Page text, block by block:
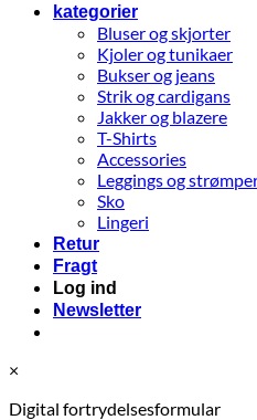
kategorier
Bluser og skjorter
Kjoler og tunikaer
Bukser og jeans
Strik og cardigans
Jakker og blazere
T-Shirts
Accessories
Leggings og
Sko
Lingeri
Retur
Fragt
Log ind
Newsletter
×
Digital fortrydelsesformular